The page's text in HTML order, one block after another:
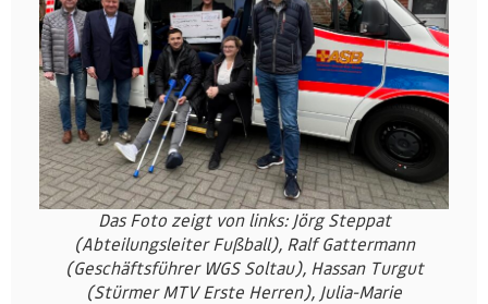
Das Foto zeigt von links: Jörg Steppat
(Abteilungsleiter Fußball), Ralf Gattermann
(Geschäftsführer WGS Soltau), Hassan Turgut
(Stürmer MTV Erste Herren), Julia-Marie